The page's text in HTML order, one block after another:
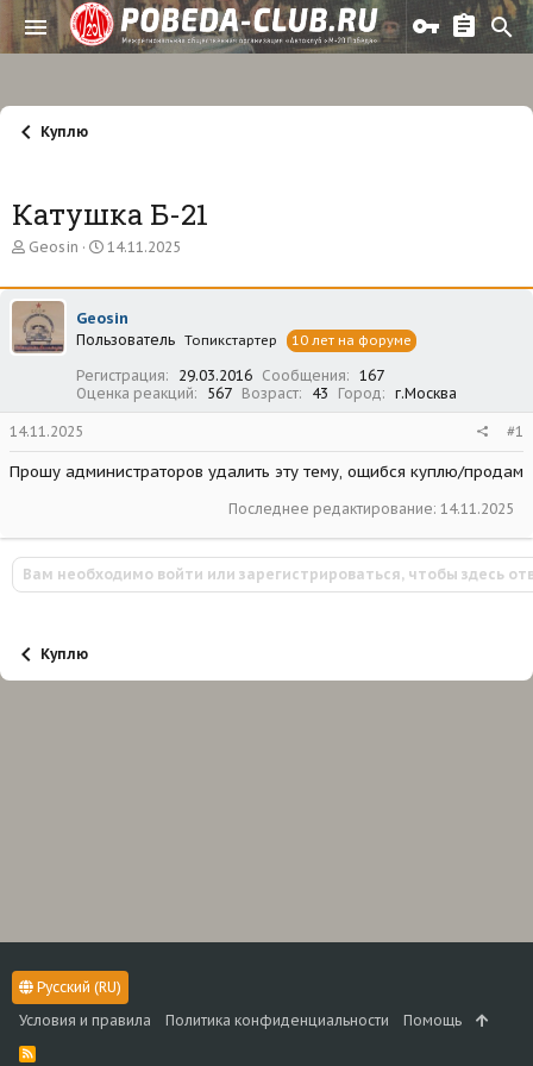
Куплю
Катушка Б-21
А
т
о
р
т
Geosin
Д
т
н
а
а
л
а
14.11.2025
Geosin
Пользователь Топикстартер 10 лет на форуме
Регистрация 29.03.2016 Сообщения
167
Оценка реакций
567 Возраст 43 Город г.Москва
14.11.2025 #1
Прошу администраторов удалить эту тему, ощибся куплю/продам
Последнее редактирование: 14.11.2025
Вам необходимо войти или зарегистрироваться, чтобы здесь
Куплю
Русский (RU)
Условия и правила
Политика конфиденциальности Помощь
R